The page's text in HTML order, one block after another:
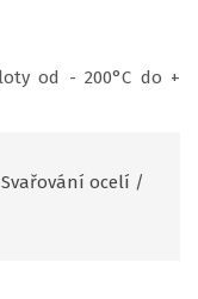
od - 200°C do +
Svařování ocelí /